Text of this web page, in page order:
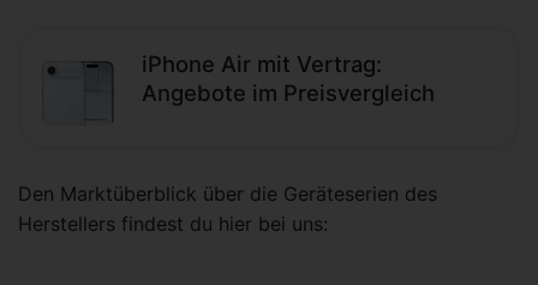
iPhone Air mit Vertrag:
Angebote im Preisvergleich
Den Marktüberblick über die Geräteserien des
Herstellers findest du hier bei uns: